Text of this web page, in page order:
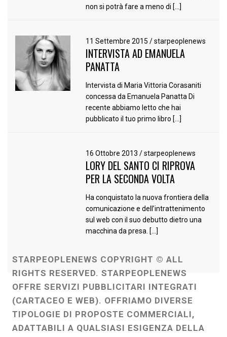
non si potrà fare a meno di […]
11 Settembre 2015/ starpeoplenews
INTERVISTA AD EMANUELA
PANATTA
Intervista di Maria Vittoria Corasaniti
concessa da Emanuela Panatta Di
recente abbiamo letto che hai
pubblicato il tuo primo libro […]
16 Ottobre 2013/ starpeoplenews
LORY DEL SANTO CI RIPROVA
PER LA SECONDA VOLTA
Ha conquistato la nuova frontiera della
comunicazione e dell’intrattenimento
sul web con il suo debutto dietro una
macchina da presa. […]
STARPEOPLENEWS COPYRIGHT © ALL
RIGHTS RESERVED. STARPEOPLENEWS
OFFRE SERVIZI PUBBLICITARI INTEGRATI
(CARTACEO E WEB). OFFRIAMO DIVERSE
TIPOLOGIE DI PROPOSTE COMMERCIALI,
ADATTABILI A QUALSIASI ESIGENZA DELLA